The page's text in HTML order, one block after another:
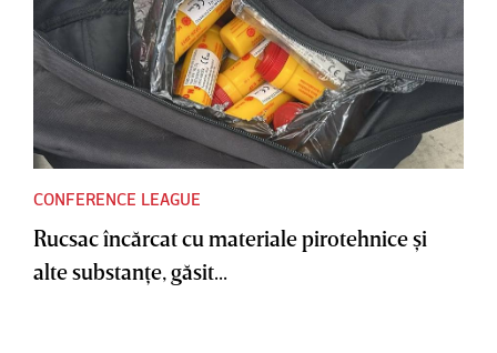
CONFERENCE LEAGUE
Rucsac încărcat cu materiale pirotehnice şi
alte substanţe, găsit...